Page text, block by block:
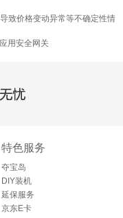
致价格变动异常等不确定性情
应用安全网关
特色服务
夺宝岛
DIY装机
延保服务
京东E卡